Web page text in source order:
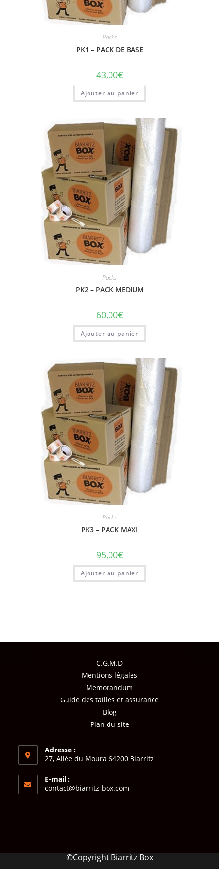
Packs
PK1 – PACK DE BASE
43,00€
Ajouter au panier
Packs
PK2 – PACK MEDIUM
60,00€
Ajouter au panier
Packs
PK3 – PACK MAXI
95,00€
Ajouter au panier
C.G.M.D
Mentions légales
Memorandum
Guide des tailles et assurance
Blog
Plan du site
Adresse :
27, Allée du Moura 64200 Biarritz
E-mail :
contact@biarritz-box.com
©Copyright Biarritz Box